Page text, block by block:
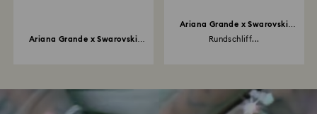
Ariana Grande x Swarovski
Ariana Grande x Swarovski
Rundschliff...